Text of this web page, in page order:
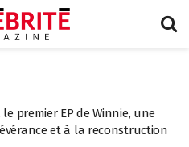
le premier EP de Winnie, une
et à la reconstruction